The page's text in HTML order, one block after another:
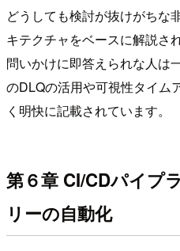
どうしても検討が抜けがちな
キテクチャをベースに解説さ
問いかけに即答えられな人は
のDLQの活用や可視性タイム
く明快に記載されています。
第６章 CI/CDパイプ
リーの自動化